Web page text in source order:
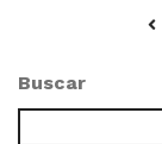
Paginación
entradas
Buscar